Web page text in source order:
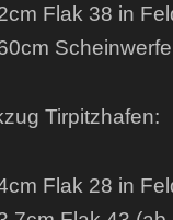
Flak 38 in
Tirpitzhafen:
Flak 28 in